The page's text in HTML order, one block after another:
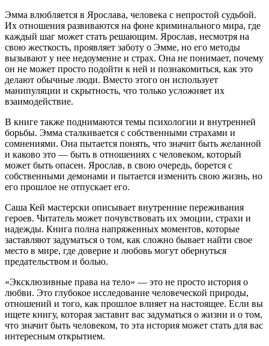
Эмма влюбляется в Ярослава, человека с непростой судьбой.
Их отношения развиваются на фоне криминального мира, где
каждый шаг может стать решающим. Ярослав, несмотря на
свою жесткость, проявляет заботу о Эмме, но его методы
вызывают у нее недоумение и страх. Она не понимает, почему
он не может просто подойти к ней и познакомиться, как это
делают обычные люди. Вместо этого он использует
манипуляции и скрытность, что только усложняет их
взаимодействие.
В книге также поднимаются темы психологии и внутренней
борьбы. Эмма сталкивается с собственными страхами и
сомнениями. Она пытается понять, что значит быть желанной
и каково это — быть в отношениях с человеком, который
может быть опасен. Ярослав, в свою очередь, борется с
собственными демонами и пытается изменить свою жизнь, но
его прошлое не отпускает его.
Саша Кей мастерски описывает внутренние переживания
героев. Читатель может почувствовать их эмоции, страхи и
надежды. Книга полна напряженных моментов, которые
заставляют задуматься о том, как сложно бывает найти свое
место в мире, где доверие и любовь могут обернуться
предательством и болью.
«Эксклюзивные права на тело» — это не просто история о
любви. Это глубокое исследование человеческой природы,
отношений и того, как прошлое влияет на настоящее. Если вы
ищете книгу, которая заставит вас задуматься о жизни и о том,
что значит быть человеком, то эта история может стать для вас
интересным открытием.